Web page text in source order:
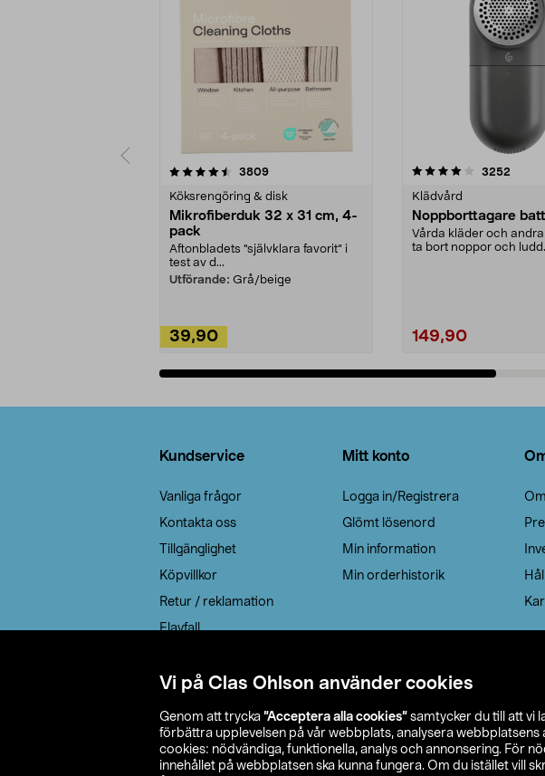
Vi på Clas Ohlson använder cookies
Genom att trycka ”Acceptera alla cookies” samtycker du till att vi
förbättra upplevelsen på vår webbplats, analysera
cookies: nödvändiga, funktionella, analys och annonsering. För
innehållet på webbplatsen ska kunna fungera. Om du istället vill
3809recensioner
Köksrengöring & disk
Mikrofiberduk 32 x 31 cm, 4-
pack
Aftonbladets "självklara favorit” i
test av d...
Utförande: Grå/beige
39,90
4.0av 5 stjärnor 3252
Klädvård
Noppborttagare
Vårda kläder och
ta bort noppor och ludd.
149,90
4.5av 5
Kundservice
Vanliga frågor
Kontakta oss
Tillgänglighet
Köpvillkor
Retur / reklamation
Elavfall
Leveransalternativ
Mitt konto
Logga in/Registrera
Glömt lösenord
Min information
Min orderhistorik